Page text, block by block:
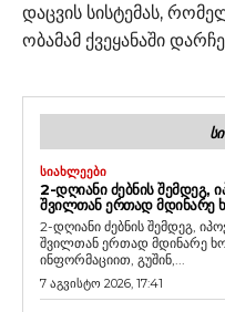
დაცვის სისტემას,
ობამამ ქვეყანაში
ᲡᲘᲐᲮᲚᲔᲔᲑᲘ
2-ᲓᲦᲘᲐᲜᲘ ᲫᲔᲑᲜᲘᲡ ᲨᲔᲛᲓᲔᲒ,
ᲨᲕᲘᲚᲗᲐᲜ ᲔᲠᲗᲐᲓ ᲛᲓᲘᲜᲐᲠᲔ
2-დღიანი ძებნის შემდეგ,
შვილთან ერთად მდინარე
ინფორმაციით, გუშინ,...
7 აგვისტო 2026, 17:41